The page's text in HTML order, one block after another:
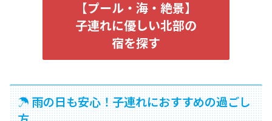
【プール・海・絶景】
子連れに優しい北部の
宿を探す
☂ 雨の日も安心！子連れにおすすめの過ごし